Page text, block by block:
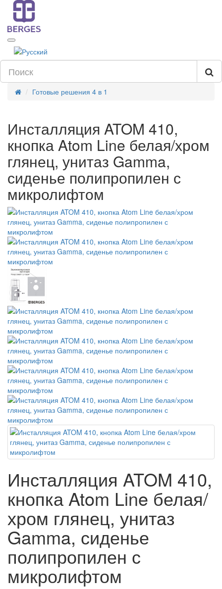
Готовые решения 4 в 1
Инсталляция ATOM 410,
кнопка Atom Line белая/хром
глянец, унитаз Gamma,
сиденье полипропилен с
микролифтом
Инсталляция ATOM 410,
кнопка Atom Line белая/
хром глянец, унитаз
Gamma, сиденье
полипропилен с
микролифтом